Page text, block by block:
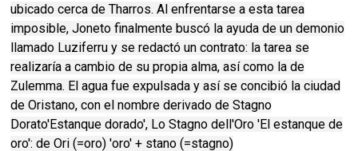
ubicado cerca de Tharros. Al enfrentarse a esta tarea
imposible, Joneto finalmente buscó la ayuda de un demonio
llamado Luziferru y se redactó un contrato: la tarea se
realizaría a cambio de su propia alma, así como la de
Zulemma. El agua fue expulsada y así se concibió la ciudad
de Oristano, con el nombre derivado de Stagno
Dorato'Estanque dorado', Lo Stagno dell'Oro 'El estanque de
oro': de Ori (=oro) 'oro' + stano (=stagno)